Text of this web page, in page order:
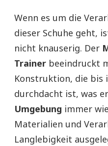
Wenn es um die
dieser Schuhe geht,
nicht knauserig. Der
Trainer beeindruckt
Konstruktion, die bis
durchdacht ist, was
Umgebung immer
Materialien und
Langlebigkeit